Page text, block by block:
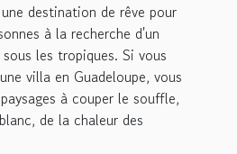
destination de rêve pour
à la recherche d'un
les tropiques. Si vous
villa en Guadeloupe, vous
à couper le souffle,
de la chaleur des